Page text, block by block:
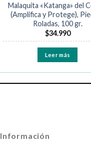
Malaquita «Katanga» del
(Amplifica y Protege),
Roladas, 100 gr.
$34.990
Leer más
Información